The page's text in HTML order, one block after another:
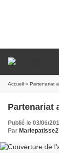
Accueil » Partenariat
Partenariat
Publié le 03/06/
Par